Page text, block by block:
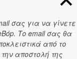
σας για να γίνετε
Το email σας θα
από το
αποστολή της